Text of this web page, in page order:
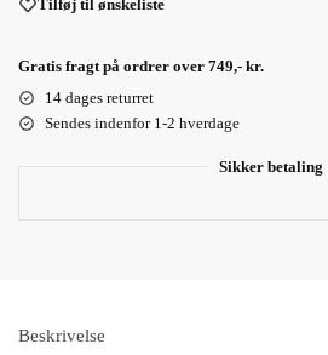
Tilføj til ønskeliste
Gratis fragt på ordrer over 749,- kr.
14 dages returret
Sendes indenfor 1-2 hverdage
Sikker betaling
Beskrivelse